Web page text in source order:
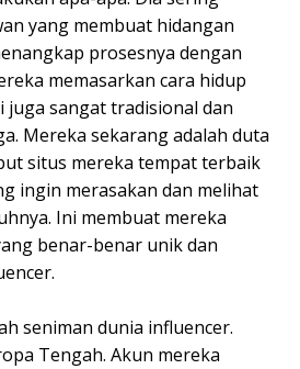
yang membuat hidangan
prosesnya dengan
memasarkan cara hidup
juga sangat tradisional dan
Mereka sekarang adalah duta
situs mereka tempat terbaik
ingin merasakan dan melihat
Ini membuat mereka
benar-benar unik dan
seniman dunia influencer.
Tengah. Akun mereka